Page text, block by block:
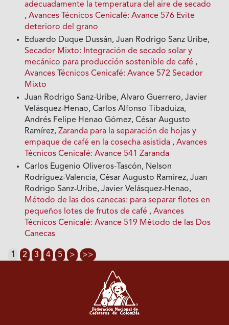
adecuadamente la temperatura del aire de secado
,Avances Técnicos Cenicafé: Avance 576 Evite
deterioro del grano
Eduardo Duque Dussán, Juan Rodrigo Sanz Uribe,
Secador Mixto: Integración de secado solar y
mecánico para producción sostenible de café ,
Avances Técnicos Cenicafé: Avance 572 Secador
Mixto
Juan Rodrigo Sanz-Uribe, Alvaro Guerrero, Javier
Velásquez-Henao, Carlos Alfonso Tibaduiza,
Andrés Felipe Henao Gómez, César Augusto
Ramírez,Zaranda para la separación de hojas y
empaque de café en la cosecha asistida ,Avances
Técnicos Cenicafé: Avance 541 Zaranda
Carlos Eugenio Oliveros-Tascón, Nelson
Rodríguez-Valencia, César Augusto Ramírez, Juan
Rodrigo Sanz-Uribe, Javier Velásquez-Henao,
Método de las dos canecas: para separar flotes en
pequeños lotes de frutos de café ,Avances
Técnicos Cenicafé: Avance 519 Método de las Dos
Canecas
1 2 3 4 5 > >>